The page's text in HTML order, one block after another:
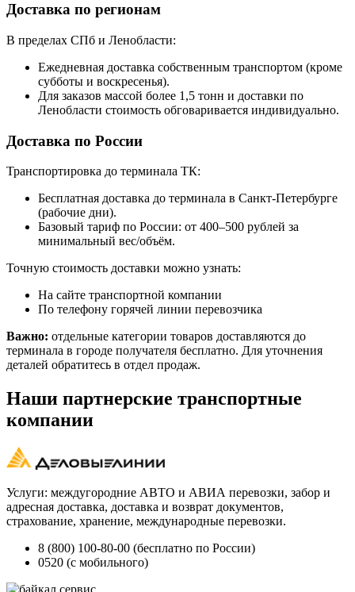
Доставка по регионам
В пределах СПб и Ленобласти:
Ежедневная доставка собственным транспортом (кроме
субботы и воскресенья).
Для заказов массой более 1,5 тонн и доставки по
Ленобласти стоимость обговаривается индивидуально.
Доставка по России
Транспортировка до терминала ТК:
Бесплатная доставка до терминала в Санкт-Петербурге
(рабочие дни).
Базовый тариф по России: от 400–500 рублей за
минимальный вес/объём.
Точную стоимость доставки можно узнать:
На сайте транспортной компании
По телефону горячей линии перевозчика
Важно: отдельные категории товаров доставляются до
терминала в городе получателя бесплатно. Для уточнения
деталей обратитесь в отдел продаж.
Наши партнерские транспортные
компании
Услуги: междугородние АВТО и АВИА перевозки, забор и
адресная доставка, доставка и возврат документов,
страхование, хранение, международные перевозки.
8 (800) 100-80-00 (бесплатно по России)
0520 (с мобильного)